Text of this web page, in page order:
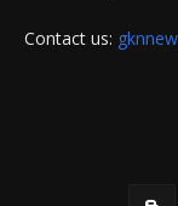
Contact us: